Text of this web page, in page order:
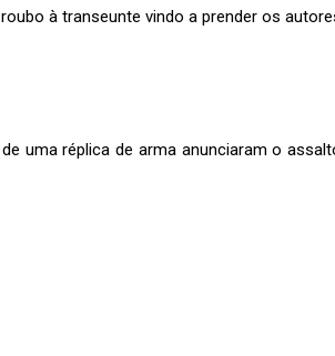
à transeunte vindo a prender os
uma réplica de arma anunciaram o